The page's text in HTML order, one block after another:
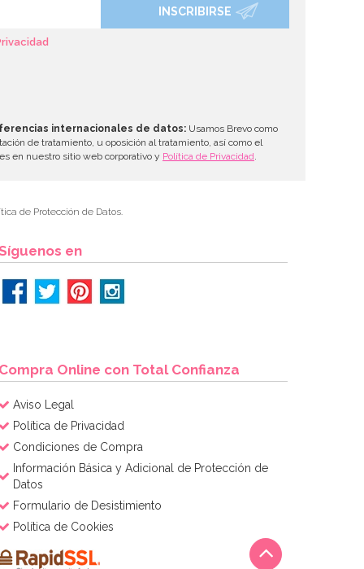
INSCRIBIRSE
internacionales de datos: Usamos Brevo como
de tratamiento, u oposición al tratamiento, así como el
en nuestro sitio web corporativo y Política de Privacidad
de Protección de Datos.
en
Compra Online con Total Confianza
Aviso Legal
Política de Privacidad
Condiciones de Compra
Información Básica y Adicional de Protección de
Datos
Formulario de Desistimiento
Política de Cookies